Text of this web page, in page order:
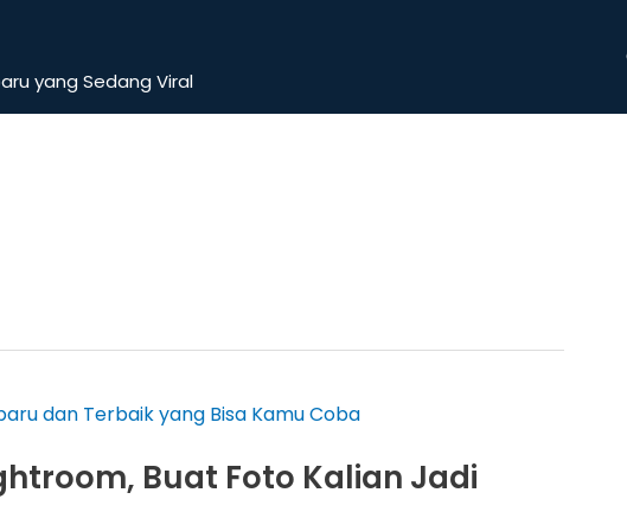
yang Sedang Viral
Buat Foto Kalian Jadi